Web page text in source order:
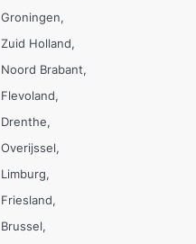
Groningen
Zuid Holland
Noord Brabant
Flevoland
Drenthe
Overijssel
Limburg
Friesland
Brussel